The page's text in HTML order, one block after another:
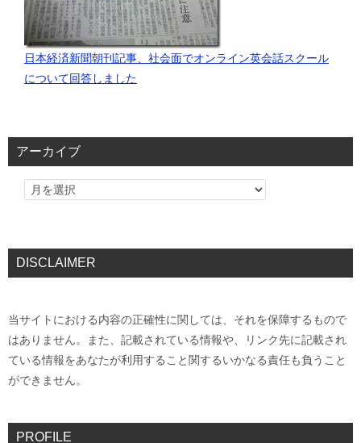
日本経済新聞朝刊記事、社会面でオンライン英会話スクール
について回答しました
アーカイブ
DISCLAIMER
当サイトにおける内容の正確性に関しては、それを保障するもので
はありません。また、記載されている情報や、リンク先に記載され
ている情報をあなたが利用すること関するいかなる責任も負うこと
ができません。
PROFILE